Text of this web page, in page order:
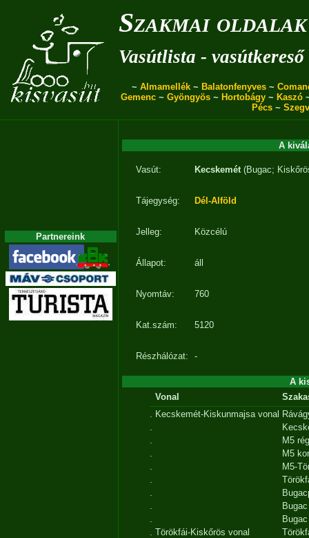
Szakmai oldalak
Vasútlista - vasútkereső
~ Almamellék ~ Balatonfenyves ~
Gemenc ~ Gyöngyös ~ Hortobágy ~ Kaszó
Pécs ~
Partnereink
A
Vasút: Kecskemét(Bugac;
Tájegység: Dél-Alföld
Jelleg: Közcélú
Állapot: áll
Nyomtáv: 760
Kat.szám: 5120
Részhálózat: -
A
Vonal
. Kecskemét-Kiskunmajsa vonal
.
.
M5
.
M5
.
M5-
.
.
.
.
. Törökfái-Kiskőrös vonal